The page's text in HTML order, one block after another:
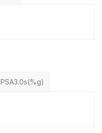
PSA3.0s(%g)